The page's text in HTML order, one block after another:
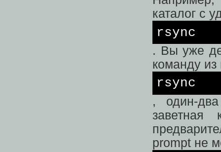
каталог с
rsync
. Вы уже
команду из
rsync
, один-
prompt не